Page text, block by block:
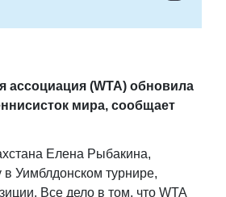
ассоциация (WTA) обновила
мира, сообщает
Елена Рыбакина,
Уимблдонском турнире,
Все дело в том, что WTA